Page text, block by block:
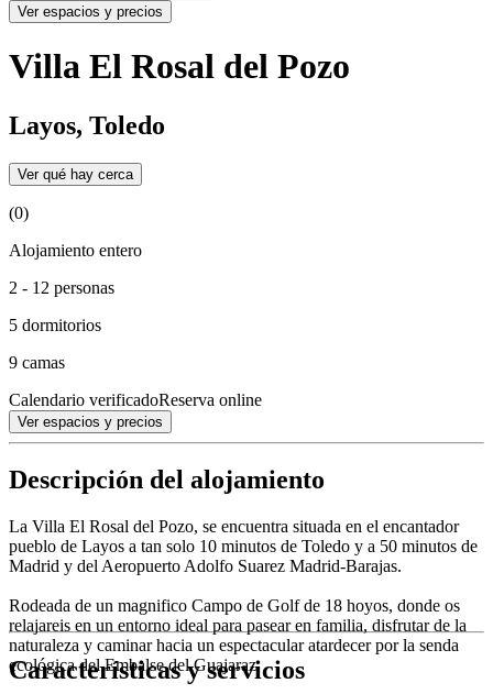
Ver espacios y precios
Villa El Rosal del Pozo
Layos, Toledo
Ver qué hay cerca
(0)
Alojamiento entero
2 - 12 personas
5 dormitorios
9 camas
Calendario verificadoReserva online
Ver espacios y precios
Descripción del alojamiento
La Villa El Rosal del Pozo, se encuentra situada en el encantador
pueblo de Layos a tan solo 10 minutos de Toledo y a 50 minutos de
Madrid y del Aeropuerto Adolfo Suarez Madrid-Barajas.
Rodeada de un magnifico Campo de Golf de 18 hoyos, donde os
relajareis en un entorno ideal para pasear en familia, disfrutar de la
naturaleza y caminar hacia un espectacular atardecer por la senda
ecológica del Embalse del Guajaraz.
Características y servicios